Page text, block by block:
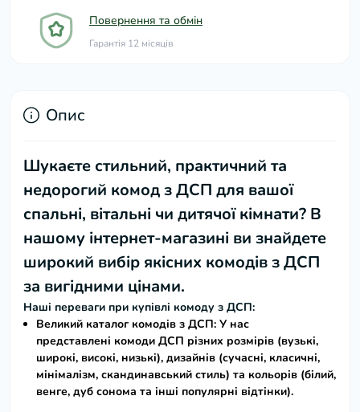
Повернення та обмін
Гарантія 12 місяців
Опис
Шукаєте стильний, практичний та
недорогий комод з ДСП для вашої
спальні, вітальні чи дитячої кімнати? В
нашому інтернет-магазині ви знайдете
широкий вибір якісних комодів з ДСП
за вигідними цінами.
Наші переваги при купівлі комоду з ДСП:
Великий каталог комодів з ДСП: У нас
представлені комоди ДСП різних розмірів (вузькі,
широкі, високі, низькі), дизайнів (сучасні, класичні,
мінімалізм, скандинавський стиль) та кольорів (білий,
венге, дуб сонома та інші популярні відтінки).